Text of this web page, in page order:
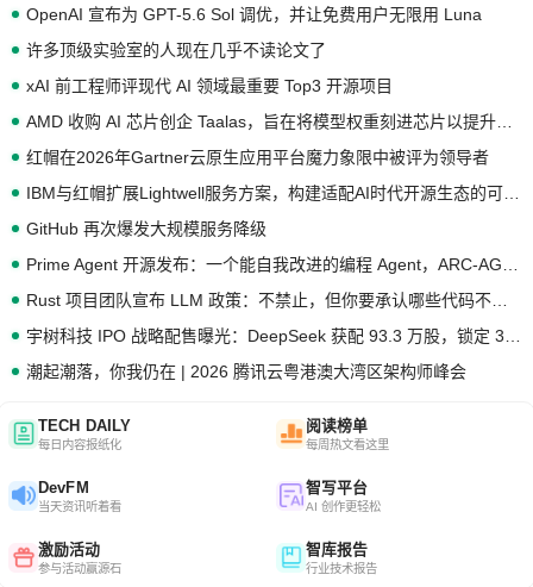
OpenAI 宣布为 GPT-5.6 Sol 调优，并让免费用户无限用 Luna
许多顶级实验室的人现在几乎不读论文了
xAI 前工程师评现代 AI 领域最重要 Top3 开源项目
红帽在2026年Gartner云原生应用平台魔力象限中被评为领导者
GitHub 再次爆发大规模服务降级
潮起潮落，你我仍在 | 2026 腾讯云粤港澳大湾区架构师峰会
TECH DAILY
每日内容报纸化
阅读榜单
每周热文看这里
DevFM
当天资讯听着看
智写平台
AI 创作更轻松
激励活动
参与活动赢源石
智库报告
行业技术报告